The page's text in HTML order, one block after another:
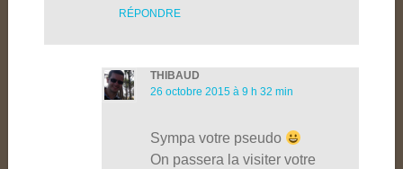
RÉPONDRE
THIBAUD
26 octobre 2015 à 9 h 32 min
Sympa votre pseudo
On passera la visiter votre